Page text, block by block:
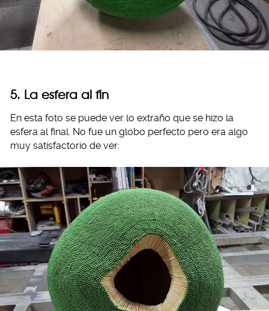
5. La esfera al fin
En esta foto se puede ver lo extraño que se hizo la
esfera al final. No fue un globo perfecto pero era algo
muy satisfactorio de ver: